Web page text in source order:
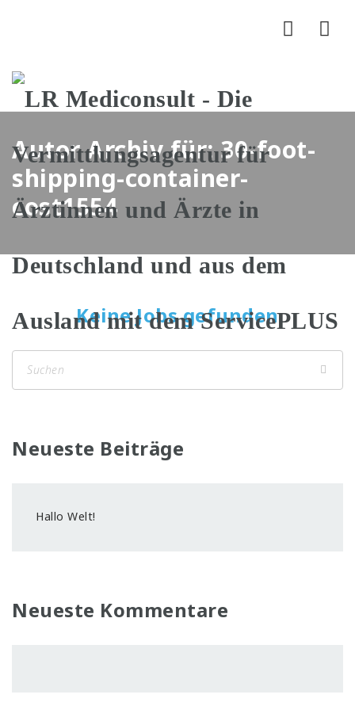
Autor Archiv für: 30-foot-
shipping-container-
cost1554
Keine Jobs gefunden
Neueste Beiträge
Hallo Welt!
Neueste Kommentare